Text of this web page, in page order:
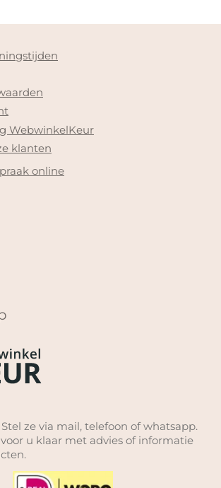
WebwinkelKeur
klanten
online
ze via mail, telefoon of whatsapp.
u klaar met advies of informatie